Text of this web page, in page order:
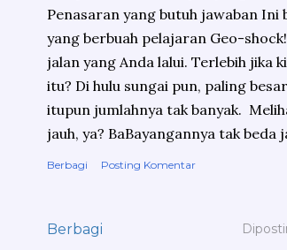
Penasaran yang butuh jawaban
yang berbuah pelajaran Geo-
jalan yang Anda lalui. Terlebih jika
itu? Di hulu sungai pun, paling
itupun jumlahnya tak banyak.
jauh, ya? BaBayangannya tak beda
Berbagi Posting Komentar
Berbagi